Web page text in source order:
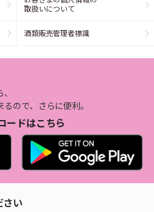
取扱いについて
酒類販売管理者標識
ので、さらに便利。
ードはこちら
さい